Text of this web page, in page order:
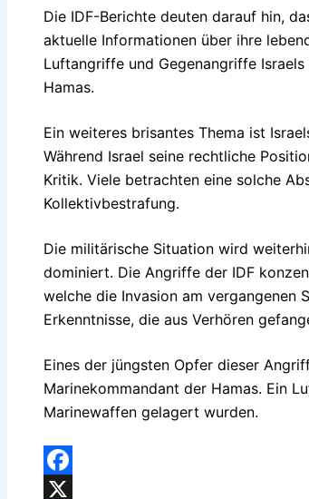
Die IDF-Berichte deuten darauf hin,
aktuelle Informationen über ihre
Luftangriffe und Gegenangriffe
Hamas.
Ein weiteres brisantes Thema ist
Während Israel seine rechtliche
Kritik. Viele betrachten eine solche
Kollektivbestrafung.
Die militärische Situation wird
dominiert. Die Angriffe der IDF
welche die Invasion am vergangenen
Erkenntnisse, die aus Verhören
Eines der jüngsten Opfer dieser
Marinekommandant der Hamas. Ein
Marinewaffen gelagert wurden.
Facebook